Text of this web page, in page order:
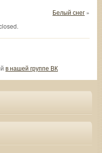
Белый снег »
в нашей группе ВК